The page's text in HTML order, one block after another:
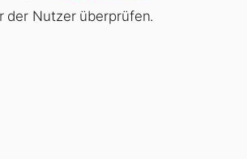
der Nutzer überprüfen.